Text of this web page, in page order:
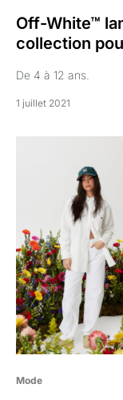
Off-White™
collection
De 4 à 12 ans.
1 juillet 2021
Mode